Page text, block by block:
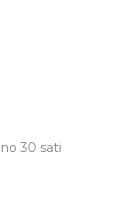
30 sati